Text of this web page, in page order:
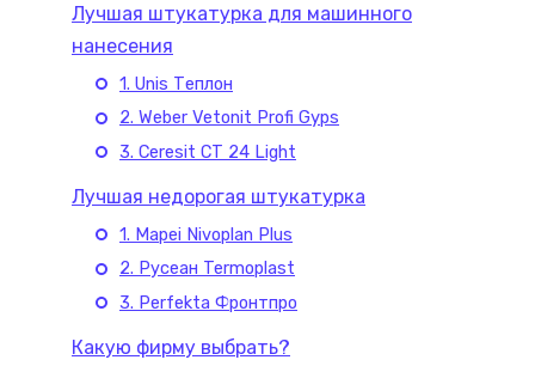
Лучшая штукатурка для машинного
нанесения
1. Unis Теплон
2. Weber Vetonit Profi Gyps
3. Ceresit CT 24 Light
Лучшая недорогая штукатурка
1. Mapei Nivoplan Plus
2. Русеан Termoplast
3. Perfekta Фронтпро
Какую фирму выбрать?